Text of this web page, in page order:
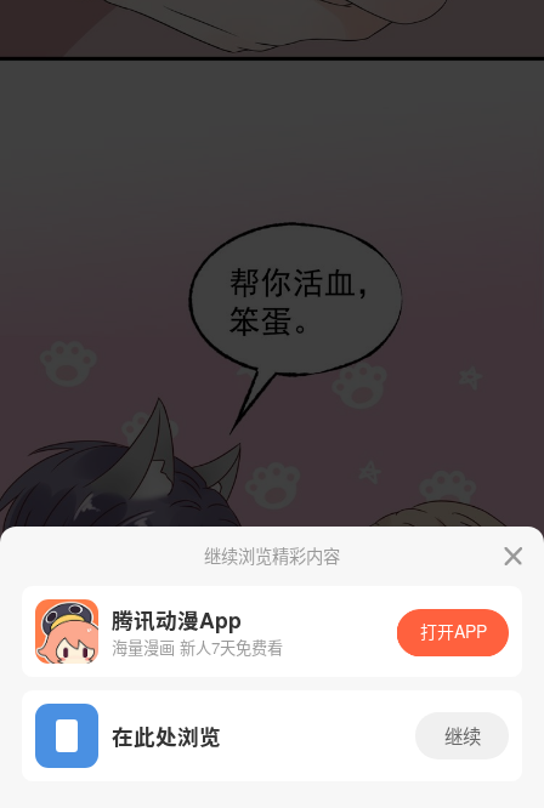
App免费看
继续浏览精彩内容
腾讯动漫App
海量漫画 新人7天免费看
打开APP
在此处浏览 继续